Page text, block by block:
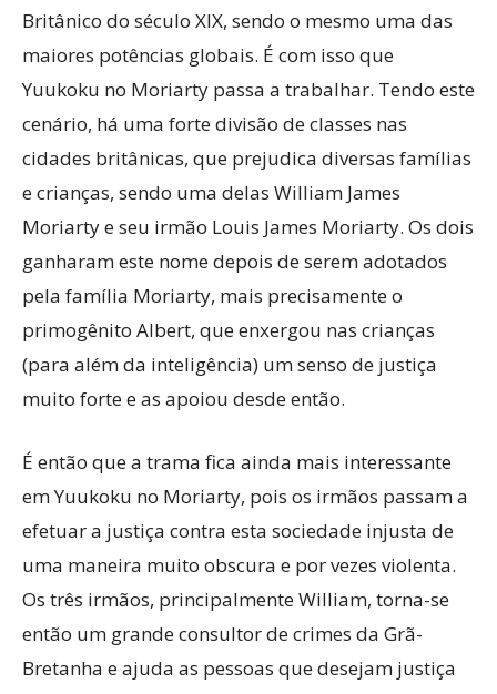
Britânico do século XIX, sendo o mesmo uma das
maiores potências globais. É com isso que
Yuukoku no Moriarty passa a trabalhar. Tendo este
cenário, há uma forte divisão de classes nas
cidades britânicas, que prejudica diversas famílias
e crianças, sendo uma delas William James
Moriarty e seu irmão Louis James Moriarty. Os dois
ganharam este nome depois de serem adotados
pela família Moriarty, mais precisamente o
primogênito Albert, que enxergou nas crianças
(para além da inteligência) um senso de justiça
muito forte e as apoiou desde então.
É então que a trama fica ainda mais interessante
em Yuukoku no Moriarty, pois os irmãos passam a
efetuar a justiça contra esta sociedade injusta de
uma maneira muito obscura e por vezes violenta.
Os três irmãos, principalmente William, torna-se
então um grande consultor de crimes da Grã-
Bretanha e ajuda as pessoas que desejam justiça